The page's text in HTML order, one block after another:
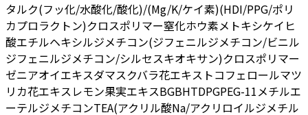
タルク(フッ化/水酸化/酸化)/(Mg/K/ケイ素)(HDI/PPG/ポリ
カプロラクトン)クロスポリマー窒化ホウ素メトキシケイヒ
酸エチルヘキシルジメチコン(ジフェニルジメチコン/ビニル
ジフェニルジメチコン/シルセスキオキサン)クロスポリマー
ゼニアオイエキスダマスクバラ花エキス トコフェロールマツ
リカ花エキスレモン果実エキスBGBHTDPGPEG-11メチルエ
ーテルジメチコンTEA(アクリル酸Na/アクリロイルジメチル